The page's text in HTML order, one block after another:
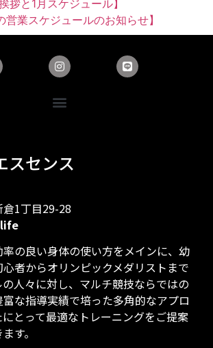
拶と1月スケジュール】
営業スケジュールのお知らせ】
スセンス
1丁目29-28
の良い身体の使い方をメインに、幼
者からオリンピックメダリストまで
人々に対し、マルチ競技ならではの
な指導実績で培った多角的なアプロ
とって最適なトレーニングをご提案
す。